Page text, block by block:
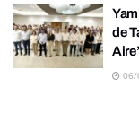
de
06/